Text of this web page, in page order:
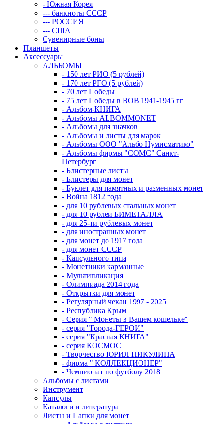
- Южная Корея
--- банкноты СССР
--- РОССИЯ
--- США
Сувенирные боны
Планшеты
Аксессуары
АЛЬБОМЫ
- 150 лет РИО (5 рублей)
- 170 лет РГО (5 рублей)
- 70 лет Победы
- 75 лет Победы в ВОВ 1941-1945 гг
- Альбом-КНИГА
- Альбомы ALBOMMONET
- Альбомы для значков
- Альбомы и листы для марок
- Альбомы ООО "Альбо Нумисматико"
- Альбомы фирмы "СОМС" Санкт-
Петербург
- Блистерные листы
- Блистеры для монет
- Буклет для памятных и разменных монет
- Война 1812 года
- для 10 рублевых стальных монет
- для 10 рублей БИМЕТАЛЛА
- для 25-ти рублевых монет
- для иностранных монет
- для монет до 1917 года
- для монет СССР
- Капсульного типа
- Монетники карманные
- Мультипликация
- Олимпиада 2014 года
- Открытки для монет
- Регулярный чекан 1997 - 2025
- Республика Крым
- Серия " Монеты в Вашем кошельке"
- серия "Города-ГЕРОИ"
- серия "Красная КНИГА"
- серия КОСМОС
- Творчество ЮРИЯ НИКУЛИНА
- фирма " КОЛЛЕКЦИОНЕР"
- Чемпионат по футболу 2018
Альбомы с листами
Инструмент
Капсулы
Каталоги и литература
Листы и Папки для монет